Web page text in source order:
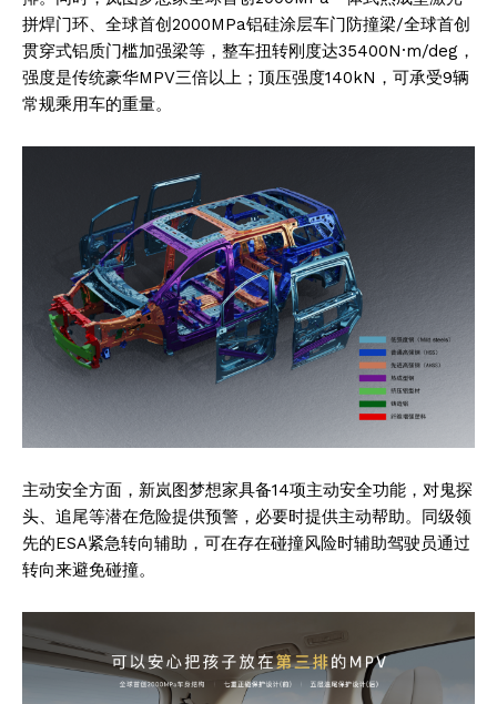
拼焊门环、全球首创2000MPa铝硅涂层车门防撞梁/全球首创
贯穿式铝质门槛加强梁等，整车扭转刚度达35400N·m/deg，
强度是传统豪华MPV三倍以上；顶压强度140kN，可承受9辆
常规乘用车的重量。
主动安全方面，新岚图梦想家具备14项主动安全功能，对鬼探
头、追尾等潜在危险提供预警，必要时提供主动帮助。同级领
先的ESA紧急转向辅助，可在存在碰撞风险时辅助驾驶员通过
转向来避免碰撞。